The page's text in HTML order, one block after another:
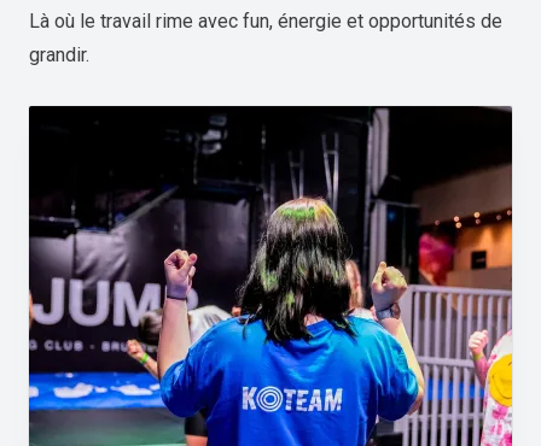
Là où le travail rime avec fun, énergie et opportunités de
grandir.